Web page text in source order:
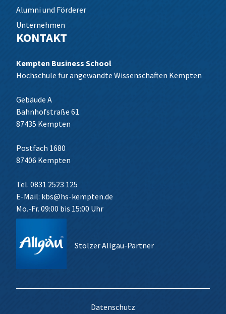
Alumni und Förderer
Unternehmen
KONTAKT
Kempten Business School
Hochschule für angewandte Wissenschaften Kempten
Gebäude A
Bahnhofstraße 61
87435 Kempten
Postfach 1680
87406 Kempten
Tel. 0831 2523 125
E-Mail: kbs@hs-kempten.de
Mo.-Fr. 09:00 bis 15:00 Uhr
Stolzer Allgäu-Partner
Datenschutz